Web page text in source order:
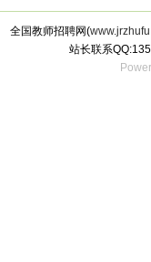
全国教师招聘网(
站长联系